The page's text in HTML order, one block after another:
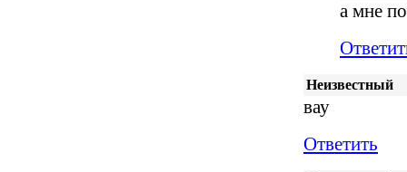
а мне
Неизвестный
вау
Ответить